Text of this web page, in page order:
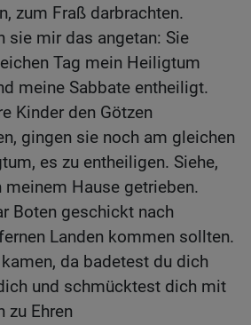
zum Fraß darbrachten.
sie mir das angetan: Sie
Tag mein Heiligtum
meine Sabbate entheiligt.
Kinder den Götzen
gingen sie noch am gleichen
es zu entheiligen. Siehe,
meinem Hause getrieben.
Boten geschickt nach
Landen kommen sollten.
da badetest du dich
und schmücktest dich mit
zu Ehren